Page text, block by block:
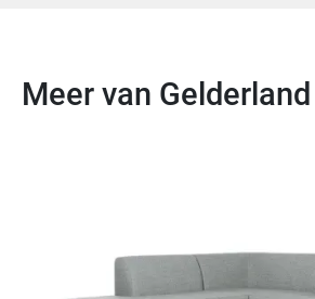
Meer van Gelderland